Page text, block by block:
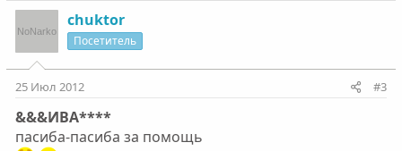
chuktor
Посетитель
25 Июл 2012 #3
&&&ИВА****
пасиба-пасиба за помощь